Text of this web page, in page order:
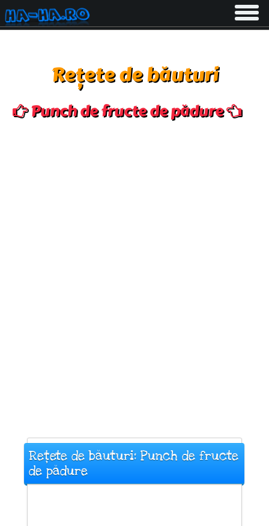
Toggle
Rețete de băuturi
Punch de fructe de pădure
Rețete de băuturi: Punch de fructe
de pădure